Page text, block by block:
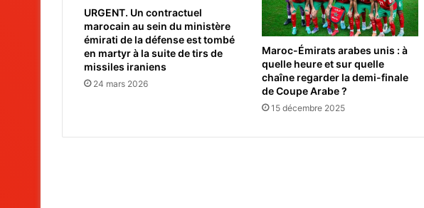
URGENT. Un contractuel
marocain au sein du ministère
émirati de la défense est tombé
en martyr à la suite de tirs de
missiles iraniens
24 mars 2026
Maroc-Émirats arabes unis : à
quelle heure et sur quelle
chaîne regarder la demi-finale
de Coupe Arabe ?
15 décembre 2025